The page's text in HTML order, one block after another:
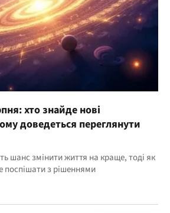
хто знайде нові
доведеться переглянути
шанс змінити життя на краще, тоді як
поспішати з рішеннями